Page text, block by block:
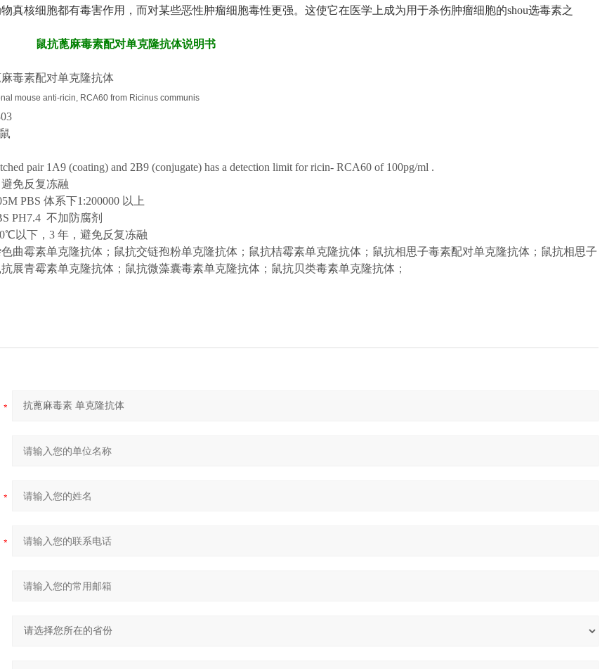
真核细胞都有毒害作用，而对某些恶性肿瘤细胞毒性更强。这使它在医学上成为用于杀伤肿瘤细胞的shou选毒素之
鼠抗蓖麻毒素配对单克隆抗体说明书
毒素配对单克隆抗体
mouse anti-ricin, RCA60 from Ricinus communis
pair 1 A9 (coating) and 2B9 (conjugate) has a detection limit for ricin-RCA60 of 100pg/ml .
免反复冻融
PBS 体系下1:200000 以上
PH7.4 不加防腐剂
以下，3 年，避免反复冻融
曲霉素单克隆抗体；鼠抗交链孢粉单克隆抗体；鼠抗桔霉素单克隆抗体； 鼠抗相思子毒素配对单克隆抗体； 鼠抗相思子
展青霉素单克隆抗体；鼠抗微藻囊毒素单克隆抗体； 鼠抗贝类毒素单克隆抗体；